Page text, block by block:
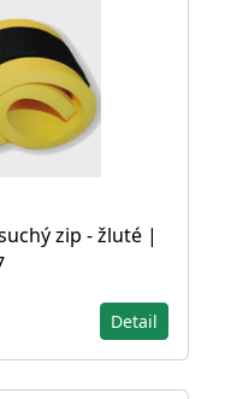
zip - žluté |
Detail